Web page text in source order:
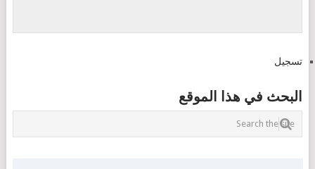
تسجيل
البحث في هذا الموقع